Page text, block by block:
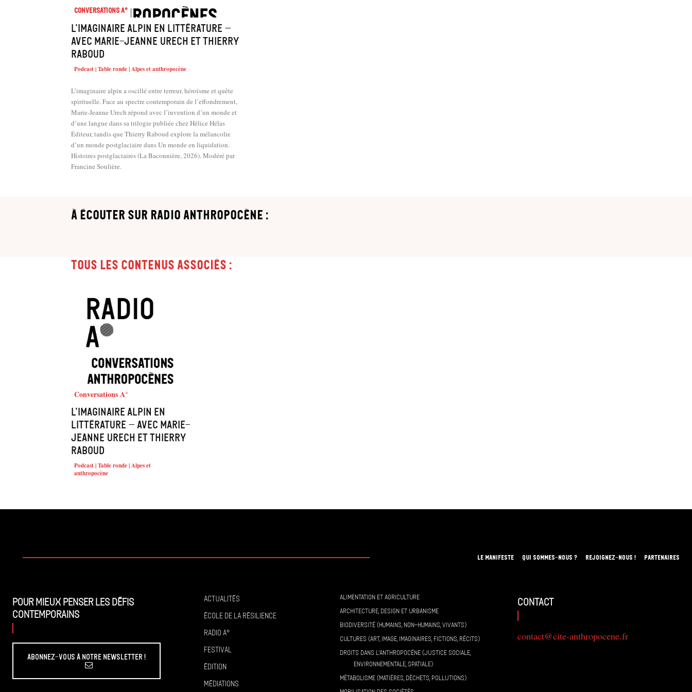
Conversations A°
L’imaginaire alpin en littérature –
avec Marie-Jeanne Urech et Thierry
Raboud
Podcast | Table ronde | Alpes et anthropocène
L’imaginaire alpin a oscillé entre terreur, héroïsme et quête
spirituelle. Face au spectre contemporain de l’effondrement,
Marie-Jeanne Urech répond avec l’invention d’un monde et
d’une langue dans sa trilogie publiée chez Hélice Hélas
Éditeur, tandis que Thierry Raboud explore la mélancolie
d’un monde postglaciaire dans Un monde en liquidation.
Histoires postglaciaires (La Baconnière, 2026). Modéré par
Francine Soulière.
à écouter sur Radio Anthropocène :
Tous les contenus associés :
Conversations A°
L’imaginaire alpin en
littérature – avec Marie-
Jeanne Urech et Thierry
Raboud
Podcast | Table ronde | Alpes et
anthropocène
LE MANIFESTE QUI SOMMES-NOUS ? REJOIGNEZ-NOUS ! PARTENAIRES
Pour mieux penser les défis
contemporains
Abonnez-vous à Notre Newsletter !
Actualités
École de la résilience
Radio A°
Festival
Édition
Médiations
ALIMENTATION ET AGRICULTURE
ARCHITECTURE, DESIGN ET URBANISME
BIODIVERSITÉ (HUMAINS, NON-HUMAINS, VIVANTS)
CULTURES (ART, IMAGE, IMAGINAIRES, FICTIONS, RÉCITS)
DROITS DANS L’ANTHROPOCÈNE (JUSTICE SOCIALE,
ENVIRONNEMENTALE, SPATIALE)
MÉTABOLISME (MATIÈRES, DÉCHETS, POLLUTIONS)
contact
contact@cite-anthropocene.fr